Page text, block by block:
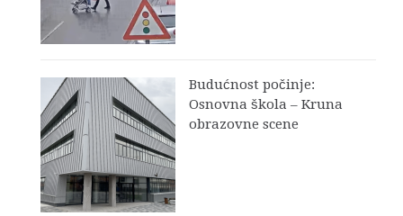
Budućnost počinje:
Osnovna škola – Kruna
obrazovne scene